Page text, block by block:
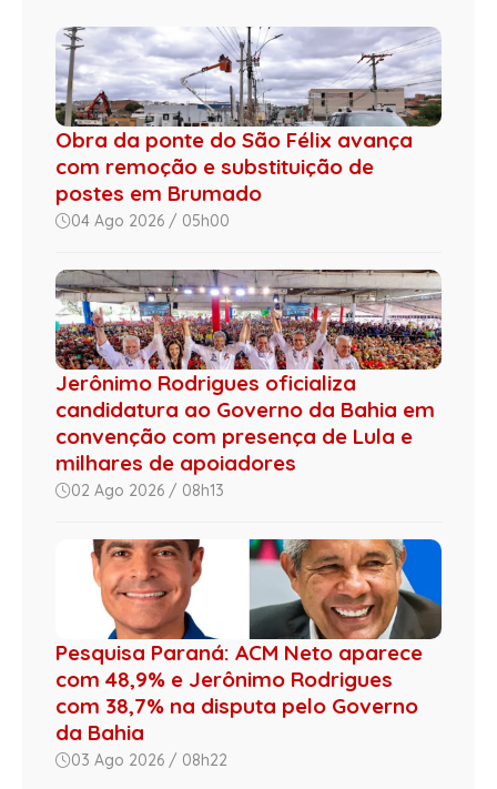
Obra da ponte do São Félix avança
com remoção e substituição de
postes em Brumado
04 Ago 2026 / 05h00
Jerônimo Rodrigues oficializa
candidatura ao Governo da Bahia em
convenção com presença de Lula e
milhares de apoiadores
02 Ago 2026 / 08h13
Pesquisa Paraná: ACM Neto aparece
com 48,9% e Jerônimo Rodrigues
com 38,7% na disputa pelo Governo
da Bahia
03 Ago 2026 / 08h22